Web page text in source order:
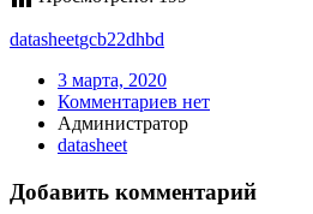
datasheetgcb22dhbd
3 марта, 2020
Комментариев нет
Администратор
datasheet
Добавить комментарий